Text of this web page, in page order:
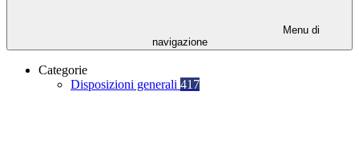
Menu di
navigazione
Categorie
Disposizioni generali 417